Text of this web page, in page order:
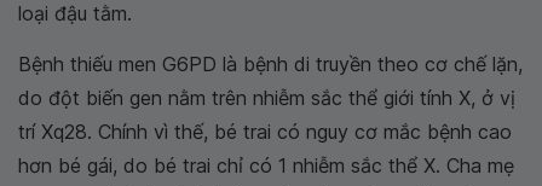
loại đậu tằm.
Bệnh thiếu men G6PD là bệnh di truyền theo cơ chế lặn,
do đột biến gen nằm trên nhiễm sắc thể giới tính X, ở vị
trí Xq28. Chính vì thế, bé trai có nguy cơ mắc bệnh cao
hơn bé gái, do bé trai chỉ có 1 nhiễm sắc thể X. Cha mẹ